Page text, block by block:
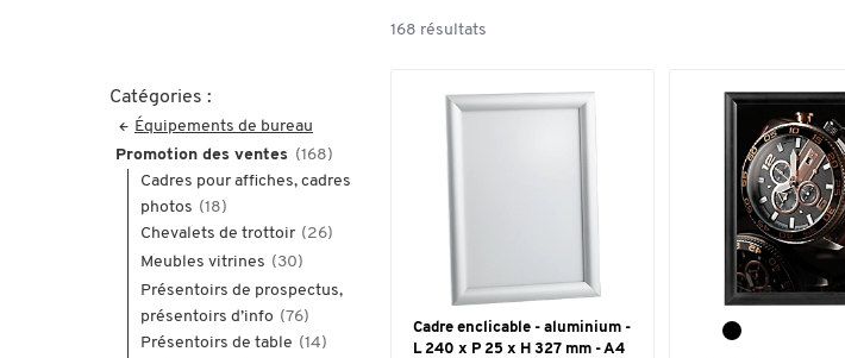
Catégories :
Équipements de bureau
Promotion des ventes (168)
Cadres pour affiches, cadres
photos (18)
Chevalets de trottoir (26)
Meubles vitrines (30)
Présentoirs de prospectus,
présentoirs d’info (76)
Présentoirs de table (14)
168 résultats
Cadre enclicable - aluminium -
L 240 x P 25 x H 327 mm - A4